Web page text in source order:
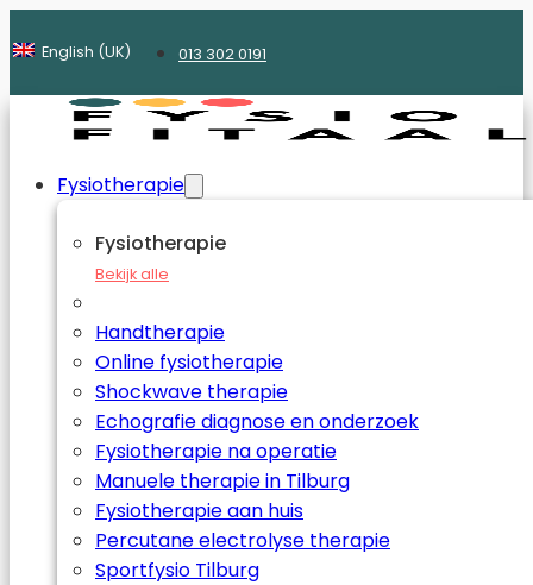
English (UK) 013 302 0191
Fysiotherapie
Fysiotherapie
Bekijk alle
Handtherapie
Online fysiotherapie
Shockwave therapie
Echografie diagnose en onderzoek
Fysiotherapie na operatie
Manuele therapie in Tilburg
Fysiotherapie aan huis
Percutane electrolyse therapie
Sportfysio Tilburg